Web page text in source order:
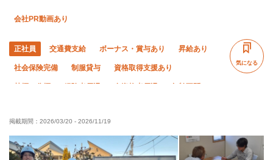
会社PR動画あり
正社員 交通費支給 ボーナス・賞与あり 昇給あり
社会保険完備 制服貸与 資格取得支援あり
完全週休二日制 土日休み
車・バイク通勤OK 転勤なし
気になる
掲載期間： 2026/03/20 - 2026/11/19